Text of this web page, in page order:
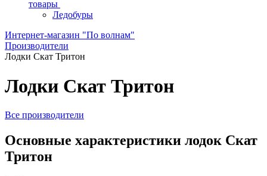
товары
Ледобуры
Интернет-магазин "По волнам"
Производители
Лодки Скат Тритон
Лодки Скат Тритон
Все производители
Основные характеристики лодок Скат
Тритон